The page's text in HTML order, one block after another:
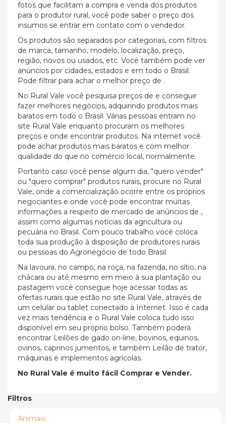
fotos que facilitam a compra e venda dos produtos
para o produtor rural, você pode saber o preço dos
insumos se entrar em contato com o vendedor.
Os produtos são separados por categorias, com filtros
de marca, tamanho, modelo, localização, preço,
região, novos ou usados, etc. Você também pode ver
anúncios por cidades, estados e em todo o Brasil.
Pode filtrar para achar o melhor preço de .
No Rural Vale você pesquisa preços de e conseguir
fazer melhores negócios, adquirindo produtos mais
baratos em todo o Brasil. Várias pessoas entram no
site Rural Vale enquanto procuram os melhores
preços e onde encontrar produtos. Na internet você
pode achar produtos mais baratos e com melhor
qualidade do que no comércio local, normalmente.
Portanto caso você pense algum dia, "quero vender"
ou "quero comprar" produtos rurais, procure no Rural
Vale, onde a comercialização ocorre entre os próprios
negociantes e onde você pode encontrar muitas
informações a respeito de mercado de anúncios de ,
assim como algumas notícias da agricultura ou
pecuária no Brasil. Com pouco trabalho você coloca
toda sua produção à disposição de produtores rurais
ou pessoas do Agronegócio de todo Brasil.
Na lavoura, no campo, na roça, na fazenda, no sítio, na
chácara ou até mesmo em meio à sua plantação ou
pastagem você consegue hoje acessar todas as
ofertas rurais que estão no site Rural Vale, através de
um celular ou tablet conectado à Internet. Isso é cada
vez mais tendência e o Rural Vale coloca tudo isso
disponível em seu próprio bolso. Também poderá
encontrar Leilões de gado on-line, bovinos, equinos,
ovinos, caprinos jumentos, e também Leilão de trator,
máquinas e implementos agrícolas.
No Rural Vale é muito fácil Comprar e Vender.
Filtros
Animais